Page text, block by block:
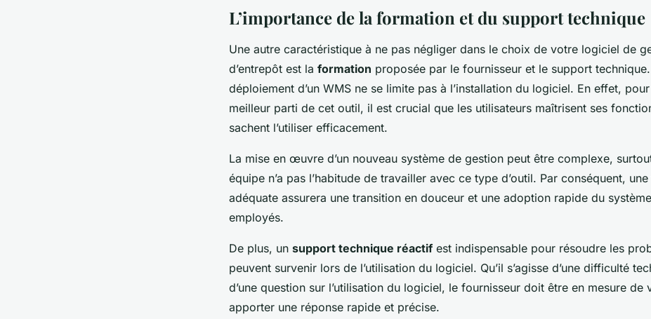
L’importance de la formation et du support technique
Une autre caractéristique à ne pas négliger dans le choix de votre logiciel de
d’entrepôt est la formation proposée par le fournisseur et le support
déploiement d’un WMS ne se limite pas à l’installation du logiciel. En effet,
meilleur parti de cet outil, il est crucial que les utilisateurs maîtrisent ses
sachent l’utiliser efficacement.
La mise en œuvre d’un nouveau système de gestion peut être complexe,
équipe n’a pas l’habitude de travailler avec ce type d’outil. Par conséquent,
adéquate assurera une transition en douceur et une adoption rapide du
employés.
De plus, un support technique réactif est indispensable pour résoudre les
peuvent survenir lors de l’utilisation du logiciel. Qu’il s’agisse d’une difficulté
d’une question sur l’utilisation du logiciel, le fournisseur doit être en mesure de
apporter une réponse rapide et précise.